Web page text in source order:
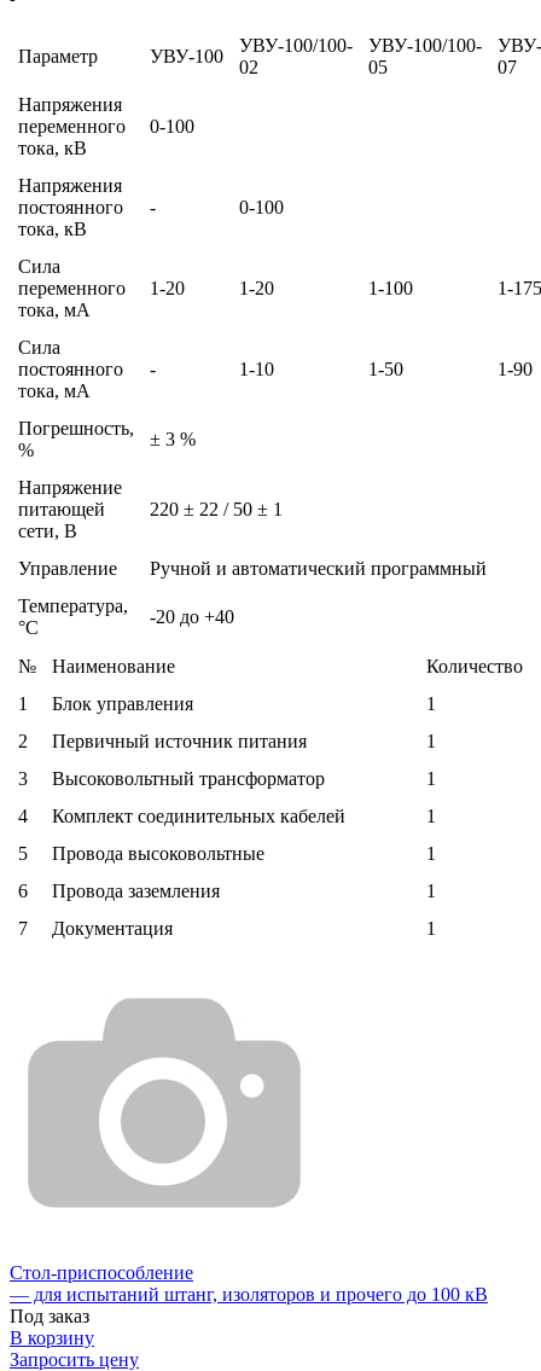
Параметр УВУ-100
УВУ-100/100-
02
УВУ-100/100-
05
УВУ-
07
Напряжения
переменного
тока, кВ
0-100
Напряжения
постоянного
тока, кВ
- 0-100
Сила
переменного
тока, мА
1-20 1-20 1-100 1-175
Сила
постоянного
тока, мА
- 1-10 1-50 1-90
Погрешность,
%
± 3 %
Напряжение
питающей
сети, В
220 ± 22 / 50 ± 1
Управление
Ручной и автоматический программный
Температура,
°C
-20 до +40
№ Наименование
Количество
1
Блок управления
1
2
Первичный источник питания
1
3
Высоковольтный трансформатор
1
4
Комплект соединительных кабелей
1
5
Провода высоковольтные
1
6
Провода заземления
1
7
Документация 1
Стол-приспособление
— для испытаний штанг, изоляторов и прочего до 100 кВ
Под заказ
В корзину
Запросить цену